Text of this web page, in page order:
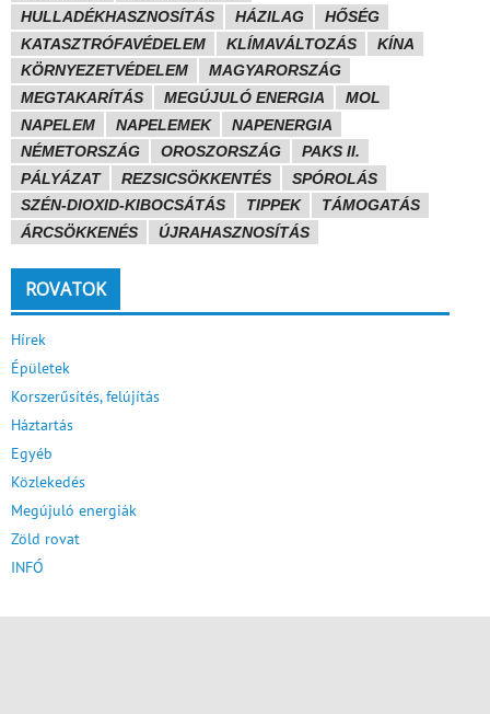
HULLADÉKHASZNOSÍTÁS
HÁZILAG
HŐSÉG
KATASZTRÓFAVÉDELEM
KLÍMAVÁLTOZÁS
KÍNA
KÖRNYEZETVÉDELEM
MAGYARORSZÁG
MEGTAKARÍTÁS
MEGÚJULÓ ENERGIA
MOL
NAPELEM
NAPELEMEK
NAPENERGIA
NÉMETORSZÁG
OROSZORSZÁG
PAKS II.
PÁLYÁZAT
REZSICSÖKKENTÉS
SPÓROLÁS
SZÉN-DIOXID-KIBOCSÁTÁS
TIPPEK
TÁMOGATÁS
ÁRCSÖKKENÉS
ÚJRAHASZNOSÍTÁS
ROVATOK
Hírek
Épületek
Korszerűsítés, felújítás
Háztartás
Egyéb
Közlekedés
Megújuló energiák
Zöld rovat
INFÓ